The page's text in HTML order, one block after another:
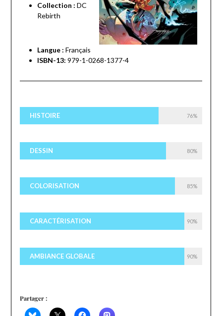
Collection : DC
Rebirth
Langue : Français
ISBN-13: 979-1-0268-1377-4
HISTOIRE 76%
DESSIN 80%
COLORISATION 85%
CARACTÉRISATION 90%
AMBIANCE GLOBALE 90%
Partager :